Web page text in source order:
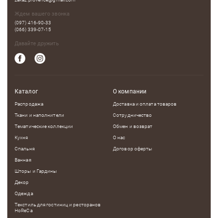
Ждем вашего звонка
(097) 416-90-33
(066) 339-07-15
Давайте дружить
Каталог
Распродажа
Ткани и наполнители
Тематические коллекции
Кухня
Спальня
Ванная
Шторы и Гардины
Декор
Одежда
Текстиль для гостиниц и ресторанов
HoReCa
О компании
Доставка и оплата товаров
Сотрудничество
Обмен и возврат
О нас
Договор оферты